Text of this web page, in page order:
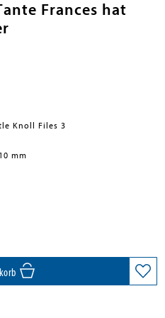
Frances hat
Knoll Files 3
mm